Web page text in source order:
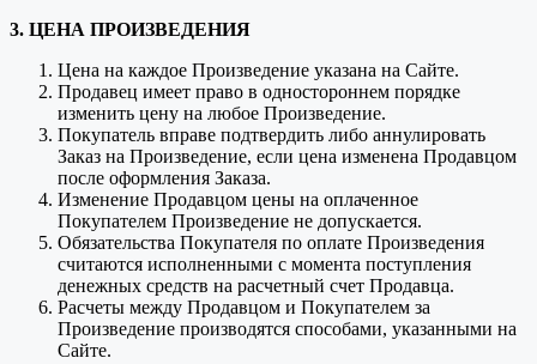
3. ЦЕНА ПРОИЗВЕДЕНИЯ
Цена на каждое Произведение указана на Сайте.
Продавец имеет право в одностороннем порядке
изменить цену на любое Произведение.
Покупатель вправе подтвердить либо аннулировать
Заказ на Произведение, если цена изменена Продавцом
после оформления Заказа.
Изменение Продавцом цены на оплаченное
Покупателем Произведение не допускается.
Обязательства Покупателя по оплате Произведения
считаются исполненными с момента поступления
денежных средств на расчетный счет Продавца.
Расчеты между Продавцом и Покупателем за
Произведение производятся способами, указанными на
Сайте.